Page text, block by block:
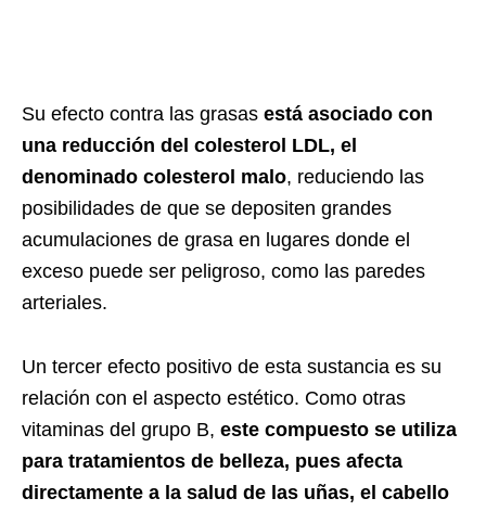
Su efecto contra las grasas está asociado con
una reducción del colesterol LDL, el
denominado colesterol malo, reduciendo las
posibilidades de que se depositen grandes
acumulaciones de grasa en lugares donde el
exceso puede ser peligroso, como las paredes
arteriales.
Un tercer efecto positivo de esta sustancia es su
relación con el aspecto estético. Como otras
vitaminas del grupo B, este compuesto se utiliza
para tratamientos de belleza, pues afecta
directamente a la salud de las uñas, el cabello